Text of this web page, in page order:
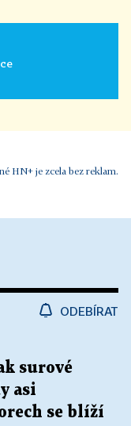
HN+ je zcela bez reklam.
ODEBÍRAT
surové
asi
se blíží